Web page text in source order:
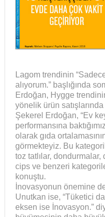
Lagom trendinin
alıyorum.” başlığında
Erdoğan, Hygge
yönelik ürün
Şekerel Erdoğan, “Ev
performansına
olarak gıda
görmekteyiz. Bu
toz tatlılar,
cips ve benzeri
konuştu.
İnovasyonun önemine
Unutkan ise, “Tüketici
eksen ise İnovasyon.”